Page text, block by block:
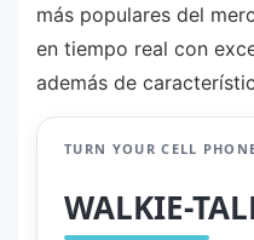
más populares del
en tiempo real con
además de
TURN YOUR CELL
WALKIE-